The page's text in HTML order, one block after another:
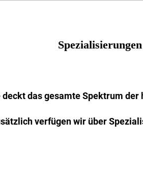
Spezialisierungen
das gesamte Spektrum
verfügen wir über